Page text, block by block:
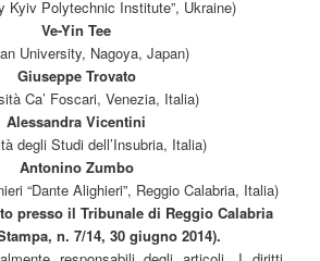
Kyiv Polytechnic Institute”, Ukraine)
Ve-Yin Tee
University, Nagoya, Japan)
Giuseppe Trovato
Ca’ Foscari, Venezia, Italia)
Alessandra Vicentini
degli Studi dell’Insubria, Italia)
Antonino Zumbo
“Dante Alighieri”, Reggio Calabria, Italia)
presso il Tribunale di Reggio Calabria
n. 7/14, 30 giugno 2014).